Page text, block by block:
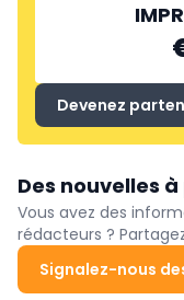
Devenez
Des nouvelles
Vous avez des
rédacteurs ?
Signalez-nous